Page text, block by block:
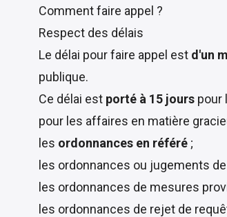
Comment faire appel ?
Respect des délais
Le délai pour faire appel est d'un
publique.
Ce délai est porté à 15 jours pour
pour les affaires en matière
les ordonnances en référé ;
les ordonnances ou jugements
les ordonnances de mesures
les ordonnances de rejet de